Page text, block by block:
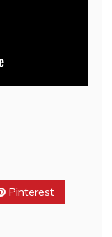
Pinterest